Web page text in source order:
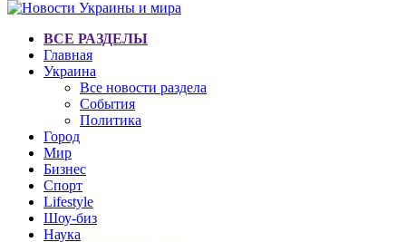
ВСЕ РАЗДЕЛЫ
Главная
Украина
Все новости раздела
События
Политика
Город
Мир
Бизнес
Спорт
Lifestyle
Шоу-биз
Наука